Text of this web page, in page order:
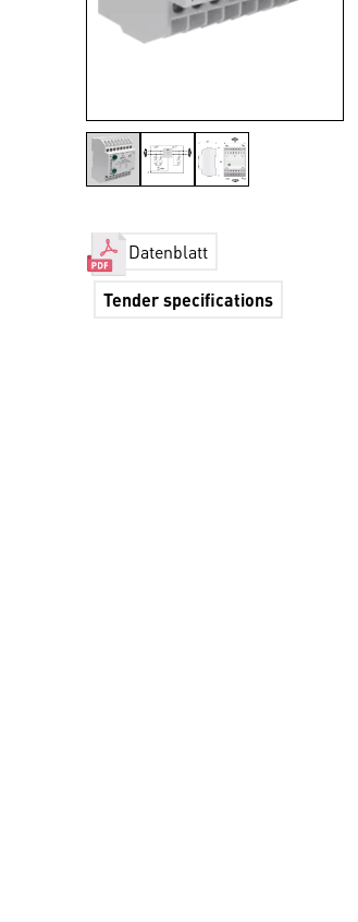
Datenblatt
Tender specifications